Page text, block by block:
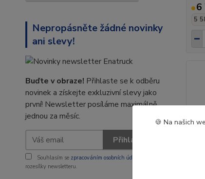
Nepropásněte žádné novinky
ani slevy!
Buďte v obraze! Přihlaste se k odběru
novinek a získejte exkluzivní slevy jako
první! Newsletter posíláme maximálně
jednou za měsíc.
Přihlásit se
Souhlasím se zpracováním osobních údajů
rozesílky newsletteru.
6
5
🍪 Na našich